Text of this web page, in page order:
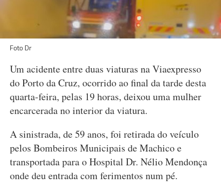
Foto Dr
Um acidente entre duas viaturas na Viaexpresso
do Porto da Cruz, ocorrido ao final da tarde desta
quarta-feira, pelas 19 horas, deixou uma mulher
encarcerada no interior da viatura.
A sinistrada, de 59 anos, foi retirada do veículo
pelos Bombeiros Municipais de Machico e
transportada para o Hospital Dr. Nélio Mendonça
onde deu entrada com ferimentos num pé.